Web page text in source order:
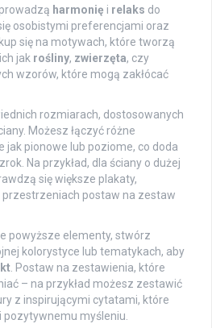
harmonię i relaks do
osobistymi preferencjami oraz
się na motywach, które tworzą
jak rośliny, zwierzęta, czy
wzorów, które mogą zakłócać
rozmiarach, dostosowanych
Możesz łączyć różne
jak pionowe lub poziome, co doda
Na przykład, dla ściany o dużej
się większe plakaty,
postaw na zestaw
powyższe elementy, stwórz
kolorystyce lub tematykach, aby
. Postaw na zestawienia, które
– na przykład możesz zestawić
z inspirującymi cytatami, które
pozytywnemu myśleniu.